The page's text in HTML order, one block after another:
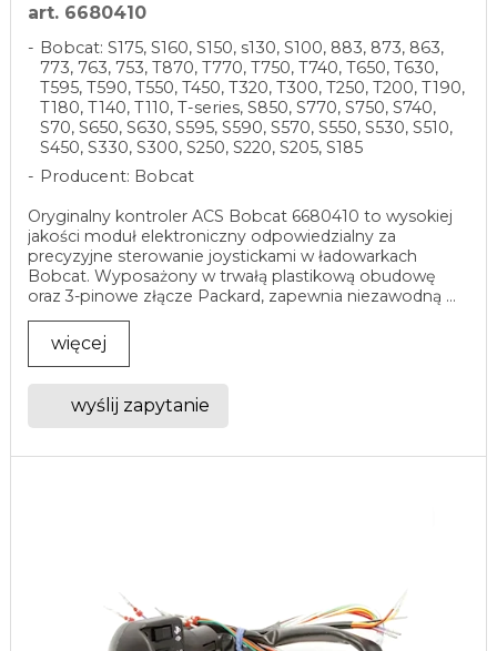
art. 6680410
Bobcat: S175, S160, S150, s130, S100, 883, 873, 863,
773, 763, 753, T870, T770, T750, T740, T650, T630,
T595, T590, T550, T450, T320, T300, T250, T200, T190,
T180, T140, T110, T-series, S850, S770, S750, S740,
S70, S650, S630, S595, S590, S570, S550, S530, S510,
S450, S330, S300, S250, S220, S205, S185
Producent: Bobcat
Oryginalny kontroler ACS Bobcat 6680410 to wysokiej
jakości moduł elektroniczny odpowiedzialny za
precyzyjne sterowanie joystickami w ładowarkach
Bobcat. Wyposażony w trwałą plastikową obudowę
oraz 3-pinowe złącze Packard, zapewnia niezawodną ...
więcej
wyślij zapytanie